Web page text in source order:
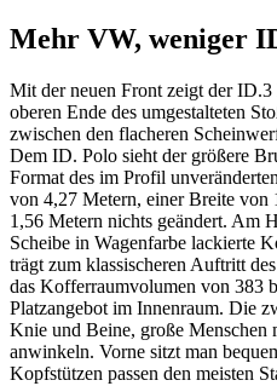
Mehr VW, weniger
Mit der neuen Front zeigt der
oberen Ende des umgestalteten
zwischen den flacheren
Dem ID. Polo sieht der größere
Format des im Profil
von 4,27 Metern, einer Breite von
1,56 Metern nichts geändert. Am
Scheibe in Wagenfarbe lackierte
trägt zum klassischeren Auftritt
das Kofferraumvolumen von 383
Platzangebot im Innenraum. Die
Knie und Beine, große Menschen
anwinkeln. Vorne sitzt man
Kopfstützen passen den meisten